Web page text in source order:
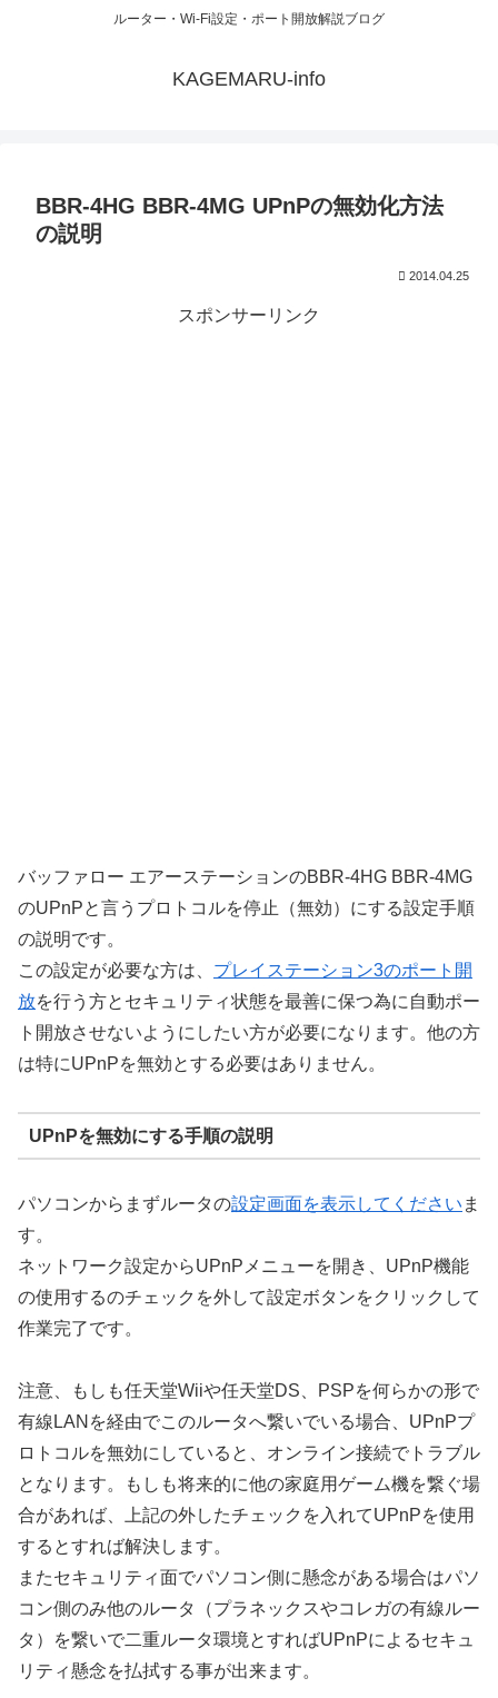
ルーター・Wi-Fi設定・ポート開放解説ブログ
KAGEMARU-info
BBR-4HG BBR-4MG UPnPの無効化方法
の説明
2014.04.25
スポンサーリンク
バッファロー エアーステーションのBBR-4HG BBR-4MG
のUPnPと言うプロトコルを停止（無効）にする設定手順
の説明です。
この設定が必要な方は、 プレイステーション3のポート開
放を行う方とセキュリティ状態を最善に保つ為に自動ポー
ト開放させないようにしたい方が必要になります。他の方
は特にUPnPを無効とする必要はありません。
UPnPを無効にする手順の説明
パソコンからまずルータの設定画面を表示してください ま
す。
ネットワーク設定からUPnPメニューを開き、UPnP機能
の使用するのチェックを外して設定ボタンをクリックして
作業完了です。
注意、もしも任天堂Wiiや任天堂DS、PSPを何らかの形で
有線LANを経由でこのルータへ繋いでいる場合、UPnPプ
ロトコルを無効にしていると、オンライン接続でトラブル
となります。もしも将来的に他の家庭用ゲーム機を繋ぐ場
合があれば、上記の外したチェックを入れてUPnPを使用
するとすれば解決します。
またセキュリティ面でパソコン側に懸念がある場合はパソ
コン側のみ他のルータ（プラネックスやコレガの有線ルー
タ）を繋いで二重ルータ環境とすればUPnPによるセキュ
リティ懸念を払拭する事が出来ます。